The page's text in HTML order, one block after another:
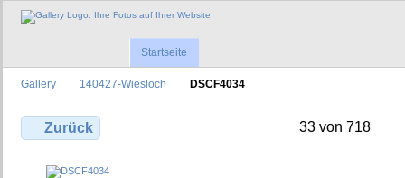
Startseite
Gallery 140427-Wiesloch DSCF4034
Zurück 33 von 718